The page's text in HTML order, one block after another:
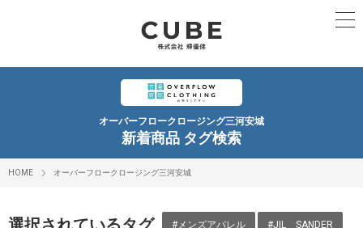
オーバーフロークロージング三河安城
新着商品 タグ検索
HOME オーバーフロークロージング三河安城
#メンズアパレル #JIL SANDER